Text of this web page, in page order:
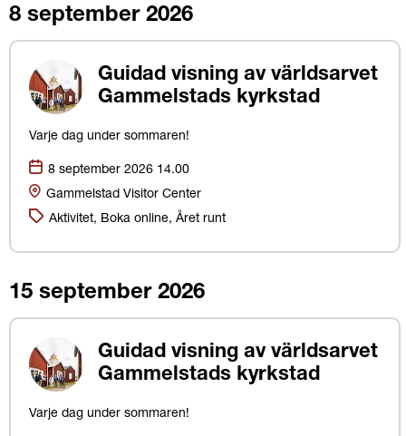
8 september 2026
Guidad visning av världsarvet
Gammelstads kyrkstad
Varje dag under sommaren!
Datum:
8 september 2026 14.00
Plats
Gammelstad Visitor Center
Kategorier:
Aktivitet, Boka online, Året runt
15 september 2026
Guidad visning av världsarvet
Gammelstads kyrkstad
Varje dag under sommaren!